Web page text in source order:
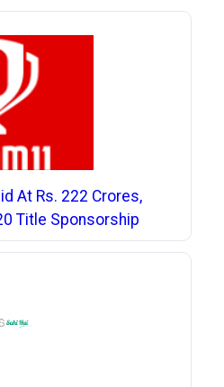
At Rs. 222 Crores,
Title Sponsorship